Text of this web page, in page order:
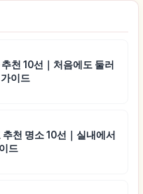
추천 10선｜처음에도 둘러
이드
추천 명소 10선｜실내에서
드